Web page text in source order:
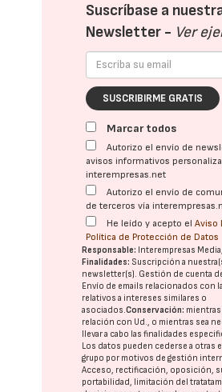
Suscríbase a
Newsletter - Ver
SUSCRIBIRME GRATIS
Marcar todos
Autorizo el envío de
avisos informativos
interempresas.net
Autorizo el envío de
de terceros vía
He leído y acepto elAviso
Política de Protección de Datos
Responsable: Interempresas Media,
Finalidades: Suscripción a
newsletter(s). Gestión de cuenta
Envío de emails relacionados con
relativos a intereses similares o
asociados.Conservación: mientras
relación con Ud., o mientras sea
llevar a cabo las finalidades
Los datos pueden cederse a otras
grupo por motivos de gestión
Acceso, rectificación, oposición,
portabilidad, limitación del